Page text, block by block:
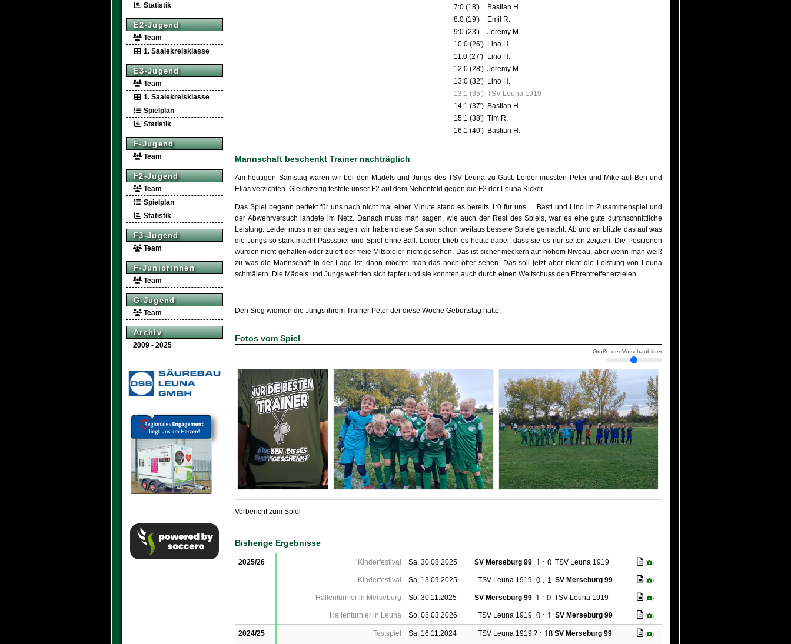
Statistik
E2-Jugend
Team
1. Saalekreisklasse
E3-Jugend
Team
1. Saalekreisklasse
Spielplan
Statistik
F-Jugend
Team
F2-Jugend
Team
Spielplan
Statistik
F3-Jugend
Team
F-Juniorinnen
Team
G-Jugend
Team
Archiv
2009 - 2025
7:0 (18')
Bastian H.
8:0 (19')
Emil R.
9:0 (23')
Jeremy M.
10:0 (26') Lino H.
11:0 (27')
Lino H.
12:0 (28') Jeremy M.
13:0 (32') Lino H.
13:1 (35') TSV Leuna 1919
14:1 (37') Bastian H.
15:1 (38') Tim R.
16:1 (40') Bastian H.
Mannschaft beschenkt Trainer nachträglich
Am heutigen Samstag waren wir bei den Mädels und Jungs des TSV Leuna zu Gast. Leider mussten Peter und Mike auf Ben und
Elias verzichten. Gleichzeitig testete unser F2 auf dem Nebenfeld gegen die F2 der Leuna Kicker.
Das Spiel begann perfekt für uns nach nicht mal einer Minute stand es bereits 1:0 für uns..... Basti und Lino im Zusammenspiel und
der Abwehrversuch landete im Netz. Danach muss man sagen, wie auch der Rest des Spiels, war es eine gute durchschnittliche
Leistung. Leider muss man das sagen, wir haben diese Saison schon weitaus bessere Spiele gemacht. Ab und an blitzte das auf was
die Jungs so stark macht Passspiel und Spiel ohne Ball. Leider blieb es heute dabei, dass sie es nur selten zeigten. Die Positionen
wurden nicht gehalten oder zu oft der freie Mitspieler nicht gesehen. Das ist sicher meckern auf hohem Niveau, aber wenn man weiß
zu was die Mannschaft in der Lage ist, dann möchte man das noch öfter sehen. Das soll jetzt aber nicht die Leistung von Leuna
schmälern. Die Mädels und Jungs wehrten sich tapfer und sie konnten auch durch einen Weitschuss den Ehrentreffer erzielen.
Den Sieg widmen die Jungs ihrem Trainer Peter der diese Woche Geburtstag hatte.
Fotos vom Spiel
Größe der Vorschaubilder
Vorbericht zum Spiel
Bisherige Ergebnisse
2025/26 Kinderfestival Sa, 30.08.2025 SV Merseburg 99 1 : 0 TSV Leuna 1919 ( )
Kinderfestival Sa, 13.09.2025 TSV Leuna 1919 0 : 1 SV Merseburg 99 ( )
Hallenturnier in Merseburg So, 30.11.2025 SV Merseburg 99 1 : 0 TSV Leuna 1919 ( )
Hallenturnier in Leuna So, 08.03.2026 TSV Leuna 1919 0 : 1 SV Merseburg 99 ( )
2024/25 Testspiel Sa, 16.11.2024 TSV Leuna 1919 2 : 18 SV Merseburg 99 ( )